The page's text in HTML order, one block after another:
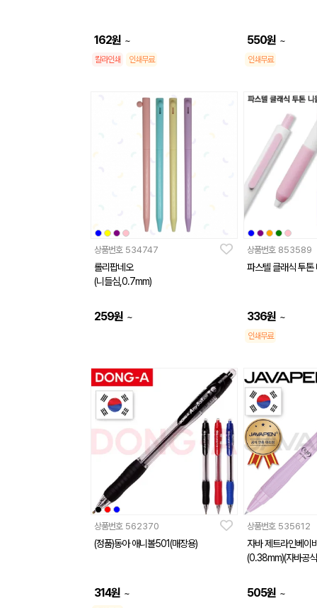
162원 ~
칼라인쇄 인쇄무료
550원 ~
인쇄무료
상품번호 534747
롤리팝네오
(니들심,0.7mm)
259원 ~
상품번호 853589
파스텔 클래식 투
336원 ~
인쇄무료
상품번호 562370
(정품)동아 애니볼501(매장용)
314원 ~
상품번호 535612
자바 제트라인베이
(0.38mm)(자바공
505원 ~